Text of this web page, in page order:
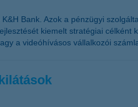
Bank. Azok a pénzügyi
kiemelt stratégiai célként
a videóhívásos vállalkozói